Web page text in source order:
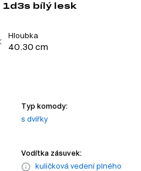
bílý lesk
Hloubka
40.30 cm
Typ komody:
s dvířky
Vodítka zásuvek:
kuličková vedení plného